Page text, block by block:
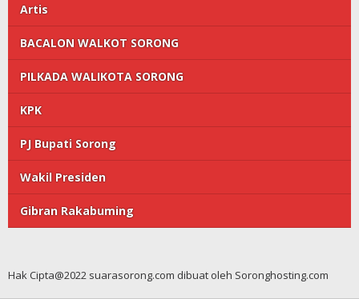
Artis
BACALON WALKOT SORONG
PILKADA WALIKOTA SORONG
KPK
PJ Bupati Sorong
Wakil Presiden
Gibran Rakabuming
Hak Cipta@2022 suarasorong.com dibuat oleh Soronghosting.com